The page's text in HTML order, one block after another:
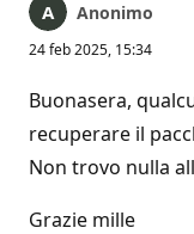
Anonimo
24 feb 2025, 15:34
Buonasera,
recuperare il
Non trovo nulla
Grazie mille